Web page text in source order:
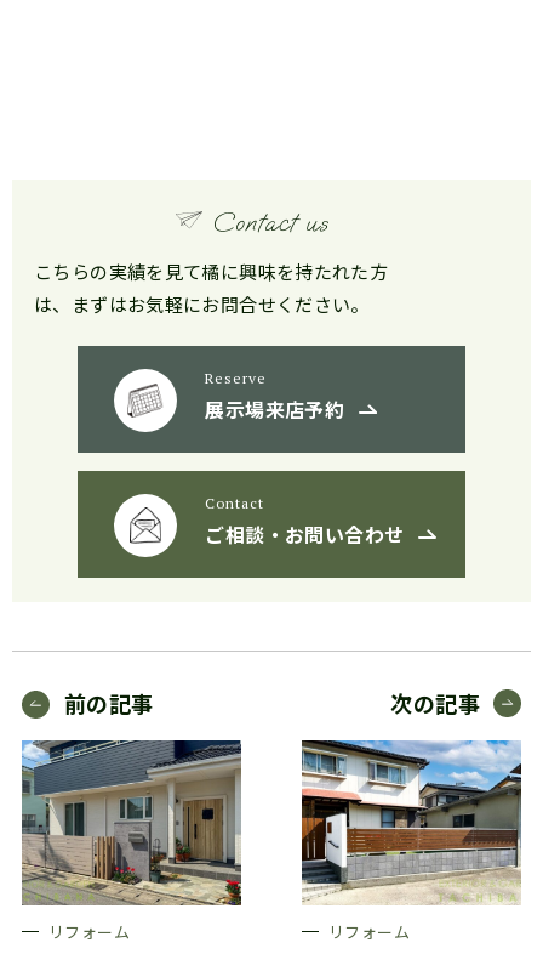
こちらの実績を見て橘に興味を持たれた方
は、まずはお気軽にお問合せください。
Reserve
展示場来店予約
Contact
ご相談・お問い合わせ
前の記事
リフォーム
次の記事
リフォーム